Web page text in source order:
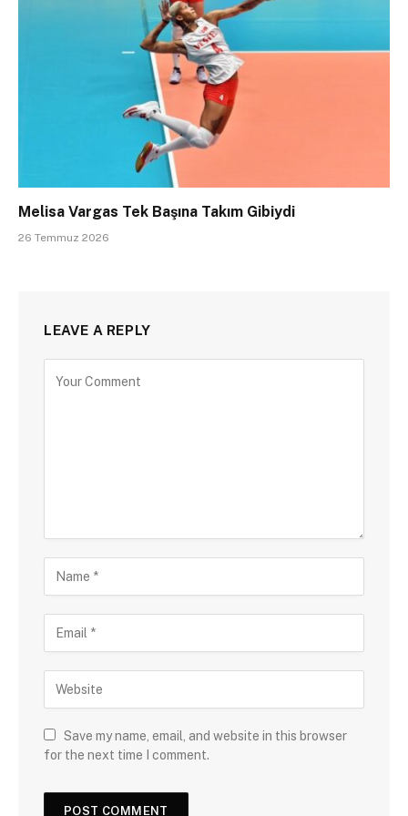
Melisa Vargas Tek Başına Takım Gibiydi
26 Temmuz 2026
LEAVE A REPLY
Save my name, email, and website in this browser
for the next time I comment.